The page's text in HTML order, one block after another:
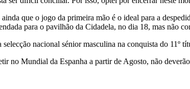
que o jogo da primeira mão é o ideal para a
para o pavilhão da Cidadela, no dia 18, mas não
nacional sénior masculina na conquista do 11º
no Mundial da Espanha a partir de Agosto, não